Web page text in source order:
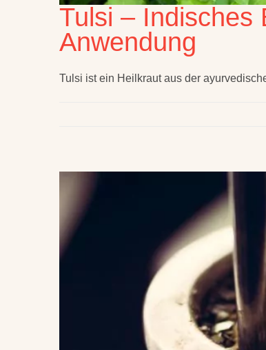
Tulsi – Indisches
Anwendung
Tulsi ist ein Heilkraut aus der